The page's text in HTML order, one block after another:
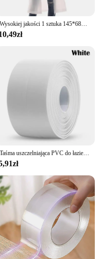
Wysokiej jakości 1 sztuka 145*68CM EVA unisex płaszcz przeciwdeszczowy zagęszczony płaszcz przeciwdeszczowy kobiety wodoodporny mężczyzna czarny Camping wodoodporny kombinezon przeciwdeszczowy
Taśma uszczelniająca PVC do łazienki Łazienka Toaleta Kuchnia Taśma uszczelniająca Samoprzylepna wodoodporna naklejka ścienna Taśmy odporne na pleśń 1 rolka